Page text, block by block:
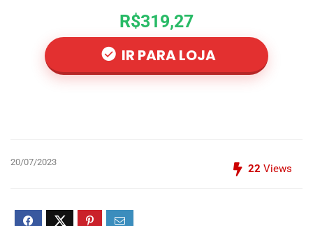
R$319,27
IR PARA LOJA
20/07/2023
22 Views